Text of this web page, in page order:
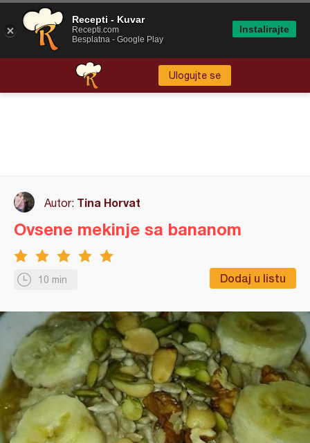
Ulogujte se
Autor: Tina Horvat
10 min Dodaj u listu
Ovsene mekinje sa bananom
Recepti - Kuvar
Recepti.com
Besplatna - Google Play
Instalirajte